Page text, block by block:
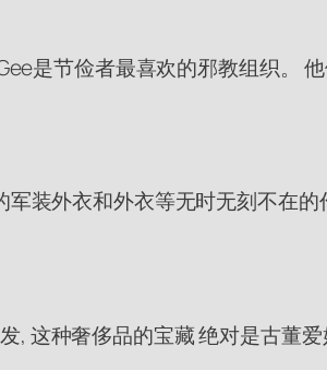
是节俭者最喜欢的邪教组织。
装外衣和外衣等无时无刻不在
, 这种奢侈品的宝藏 绝对是古董